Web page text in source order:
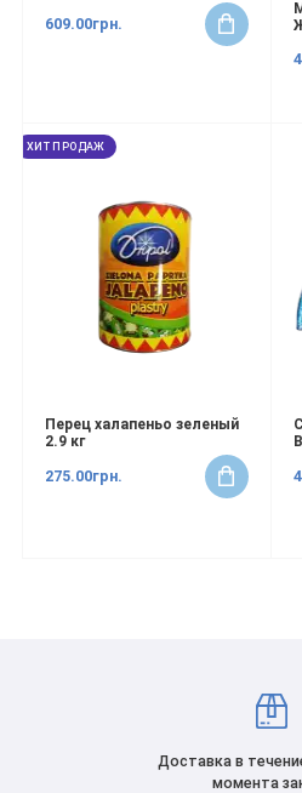
609.00грн.
ХИТ ПРОДАЖ
Перец халапеньо зеленый
2.9 кг
275.00грн.
Доставка в
момента